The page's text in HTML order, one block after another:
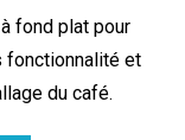
fond plat pour
fonctionnalité et
du café.